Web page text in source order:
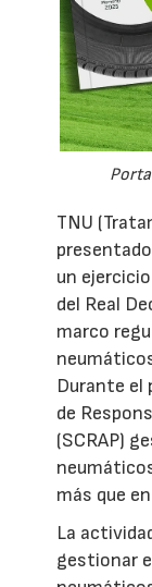
TNU
un
del Real
marco
Durante el
de
(SCRAP)
más que
La
gestionar